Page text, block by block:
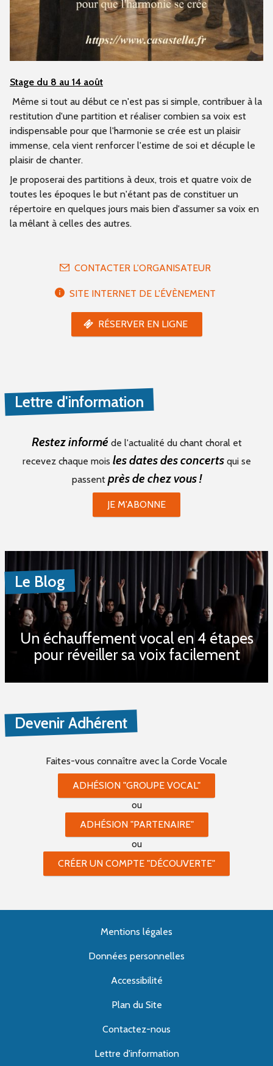
Stage du 8 au 14 août
Même si tout au début ce n'est pas si simple, contribuer à la
restitution d'une partition et réaliser combien sa voix est
indispensable pour que l'harmonie se crée est un plaisir
immense, cela vient renforcer l'estime de soi et décuple le
plaisir de chanter.
Je proposerai des partitions à deux, trois et quatre voix de
toutes les époques le but n'étant pas de constituer un
répertoire en quelques jours mais bien d'assumer sa voix en
la mêlant à celles des autres.
CONTACTER L'ORGANISATEUR
SITE INTERNET DE L'ÉVÈNEMENT
RÉSERVER EN LIGNE
Lettre d'information
Restez informé de l'actualité du chant choral et
recevez chaque mois les dates des concertsqui se
passent près de chez vous !
JE M'ABONNE
Le Blog
Un échauffement vocal en 4 étapes
pour réveiller sa voix facilement
Devenir Adhérent
Faites-vous connaître avec la Corde Vocale
ADHÉSION "GROUPE VOCAL"
ou
ADHÉSION "PARTENAIRE"
ou
CRÉER UN COMPTE "DÉCOUVERTE"
Mentions légales
Données personnelles
Accessibilité
Plan du Site
Contactez-nous
Lettre d'information